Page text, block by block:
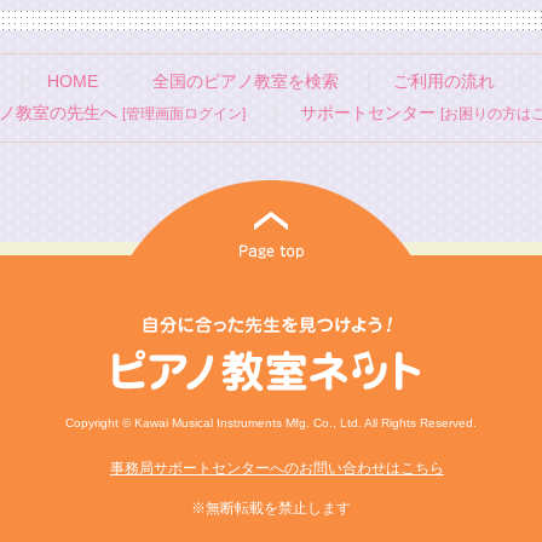
HOME 全国のピアノ教室を検索
ご利用の流れ
教室の先生へ [管理画面ログイン] サポートセンター [お困りの方は
Copyright © Kawai Musical Instruments Mfg. Co., Ltd. All Rights Reserved.
事務局サポートセンターへのお問い合わせはこちら
※無断転載を禁止します